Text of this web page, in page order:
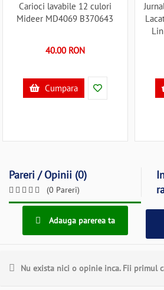
Carioci lavabile 12 culori
Mideer MD4069 B370643
40.00 RON
Cumpara
Pareri / Opinii (0)
(0 Pareri)
Adauga parerea ta
Nu exista nici o opinie inca. Fii primul